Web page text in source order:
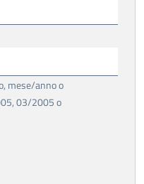
mese/anno o
03/2005 o